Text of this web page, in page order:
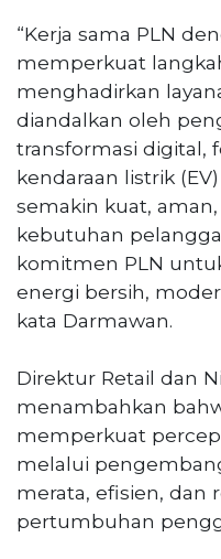
“Kerja sama PLN
memperkuat
menghadirkan
diandalkan oleh
transformasi digital,
kendaraan listrik
semakin kuat,
kebutuhan
komitmen PLN
energi bersih,
kata Darmawan.
Direktur Retail dan
menambahkan
memperkuat
melalui
merata, efisien, dan
pertumbuhan